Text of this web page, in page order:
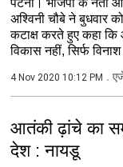
अश्विनी चौबे ने बुधवार
कटाक्ष करते हुए कहा कि
विकास नहीं, सिर्फ
4 Nov 2020 10:12 PM
आतंकी ढ़ांचे का
देश : नायडू